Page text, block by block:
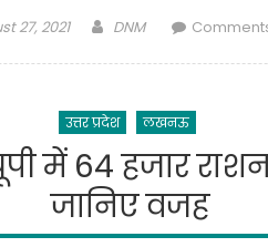
27, 2021 Author
DNM
उत्तर प्रदेश लखनऊ
में 64 हजार
जानिए वजह